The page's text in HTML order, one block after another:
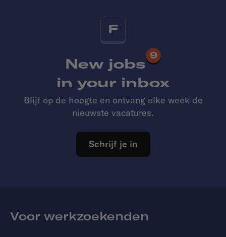
F
New jobs
9
in your inbox
Blijf op de hoogte en ontvang elke week de
nieuwste vacatures.
Schrijf je in
Voor werkzoekenden